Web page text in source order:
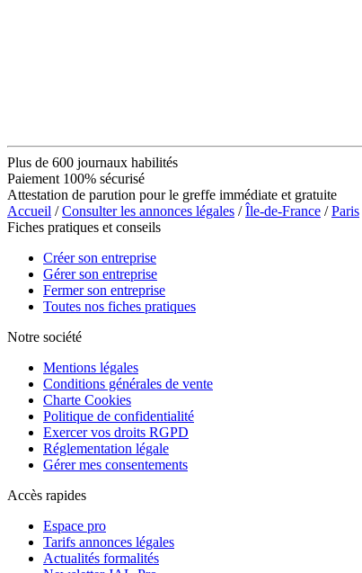
Plus de 600 journaux habilités
Paiement 100% sécurisé
Attestation de parution pour le greffe immédiate et gratuite
Accueil /Consulter les annonces légales /Île-de-France /Paris
Fiches pratiques et conseils
Créer son entreprise
Gérer son entreprise
Fermer son entreprise
Toutes nos fiches pratiques
Notre société
Mentions légales
Conditions générales de vente
Charte Cookies
Politique de confidentialité
Exercer vos droits RGPD
Réglementation légale
Gérer mes consentements
Accès rapides
Espace pro
Tarifs annonces légales
Actualités formalités